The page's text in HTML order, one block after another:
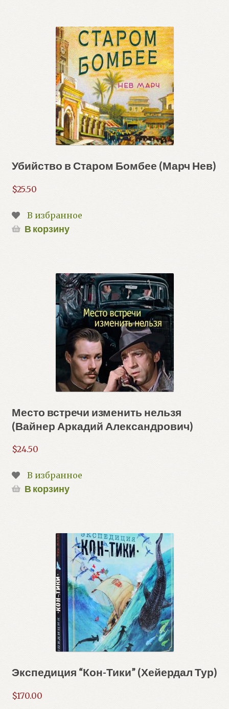
Убийство в Старом Бомбее (Марч Нев)
$25.50
В избранное
В корзину
Место встречи изменить нельзя
(Вайнер Аркадий Александрович)
$24.50
В избранное
В корзину
Экспедиция “Кон-Тики” (Хейердал Тур)
$170.00